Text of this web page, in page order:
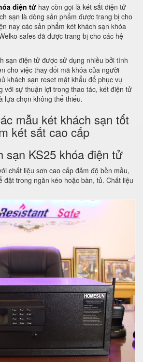
điện tử hay còn gọi là két sắt điện tử
sạn là dòng sản phẩm được trang bị cho
nay các sản phẩm két khách sạn khóa
safes đã được trang bị cho các hệ
sạn điện tử được sử dụng nhiều bởi tính
cho việc thay đổi mã khóa của người
khách sạn reset mật khẩu để phục vụ
với sự thuận lợi trong thao tác, két điện tử
lựa chọn không thể thiếu.
mẫu két khách sạn tốt
két sắt cao cấp
sạn KS25 khóa điện tử
chất liệu sơn cao cấp đảm độ bền mầu,
đặt trong ngăn kéo hoặc bàn, tủ. Chất liệu